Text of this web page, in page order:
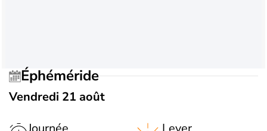
Éphéméride
Vendredi 21 août